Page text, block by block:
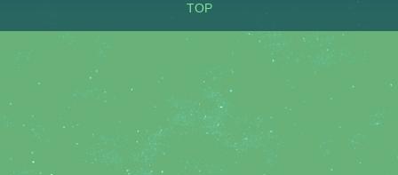
TOP